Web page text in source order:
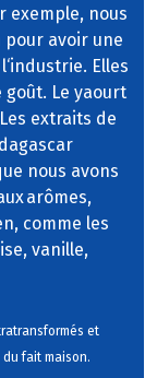
exemple, nous
avoir une
Elles
Le yaourt
extraits de
nous avons
arômes,
comme les
vanille,
et
fait maison.